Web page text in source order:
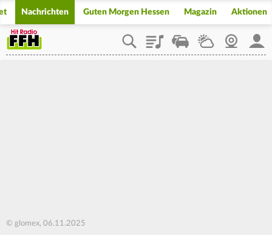
Nachrichten Guten Morgen Hessen Magazin Aktionen
PlaylistStaupilotWetterWebcam
© glomex, 06.11.2025